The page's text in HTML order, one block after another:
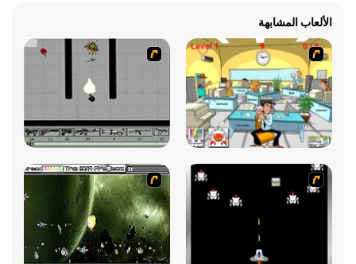
الألعاب المشابهة